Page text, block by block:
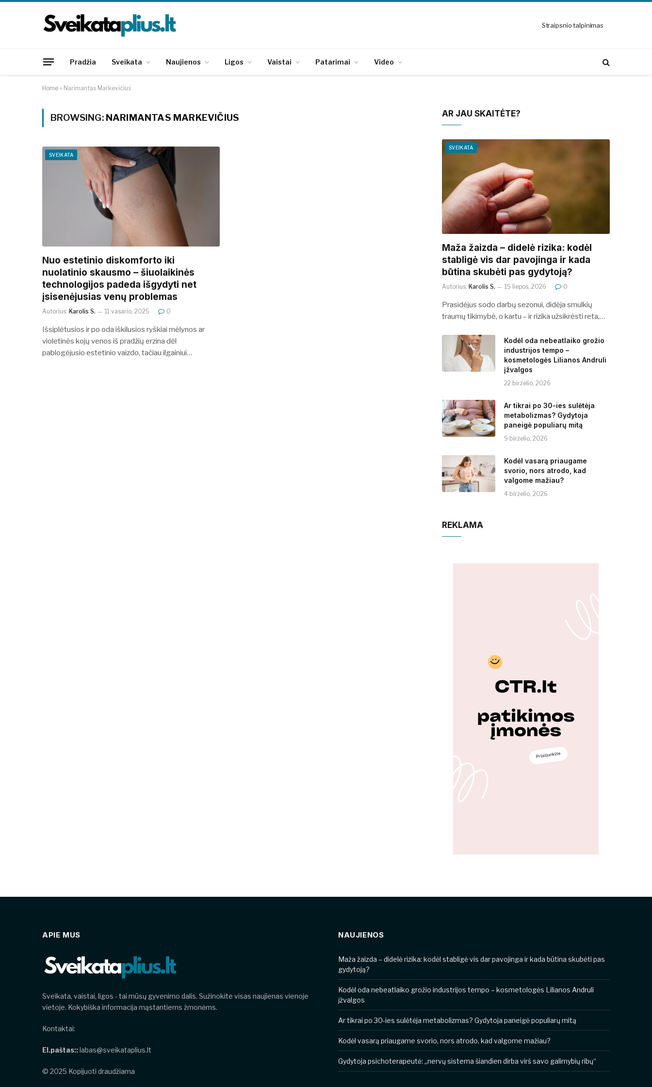
Straipsnio talpinimas
Pradžia Sveikata Naujienos Ligos Vaistai Patarimai Video
Home » Narimantas Markevičius
BROWSING: NARIMANTAS MARKEVIČIUS
SVEIKATA
Nuo estetinio diskomforto iki
nuolatinio skausmo – šiuolaikinės
technologijos padeda išgydyti net
įsisenėjusias venų problemas
Autorius: Karolis S. 11 vasario, 2025 0
Išsiplėtusios ir po oda iškilusios ryškiai mėlynos ar
violetinės kojų venos iš pradžių erzina dėl
pablogėjusio estetinio vaizdo, tačiau ilgainiui…
AR JAU SKAITĖTE?
SVEIKATA
​​Maža žaizda – didelė rizika: kodėl
stabligė vis dar pavojinga ir kada
būtina skubėti pas gydytoją?
Autorius: Karolis S. 15 liepos, 2026 0
Prasidėjus sodo darbų sezonui, didėja smulkių
traumų tikimybė, o kartu – ir rizika užsikrėsti reta,…
Kodėl oda nebeatlaiko grožio
industrijos tempo –
kosmetologės Lilianos Andruli
įžvalgos
22 birželio, 2026
Ar tikrai po 30-ies sulėtėja
metabolizmas? Gydytoja
paneigė populiarų mitą
9 birželio, 2026
Kodėl vasarą priaugame
svorio, nors atrodo, kad
valgome mažiau?
4 birželio, 2026
REKLAMA
APIE MUS
Sveikata, vaistai, ligos - tai mūsų gyvenimo dalis. Sužinokite visas naujienas vienoje
vietoje. Kokybiška informacija mąstantiems žmonėms.
Kontaktai:
El.paštas::labas@sveikataplius.lt
© 2025 Kopijuoti draudžiama
NAUJIENOS
​​Maža žaizda – didelė rizika: kodėl stabligė vis dar pavojinga ir kada būtina skubėti pas
gydytoją?
Kodėl oda nebeatlaiko grožio industrijos tempo – kosmetologės Lilianos Andruli
įžvalgos
Ar tikrai po 30-ies sulėtėja metabolizmas? Gydytoja paneigė populiarų mitą
Kodėl vasarą priaugame svorio, nors atrodo, kad valgome mažiau?
Gydytoja psichoterapeutė: „nervų sistema šiandien dirba virš savo galimybių ribų“